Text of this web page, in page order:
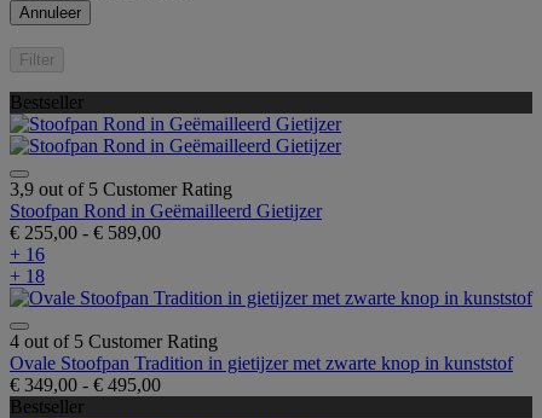
Annuleer
Filter
Bestseller
3,9 out of 5 Customer Rating
Stoofpan Rond in Geëmailleerd Gietijzer
€ 255,00 - € 589,00
+ 16
+ 18
4 out of 5 Customer Rating
Ovale Stoofpan Tradition in gietijzer met zwarte knop in kunststof
€ 349,00 - € 495,00
Bestseller